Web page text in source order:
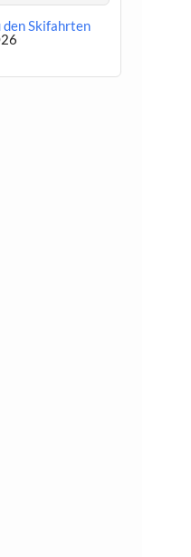
Skifahrten